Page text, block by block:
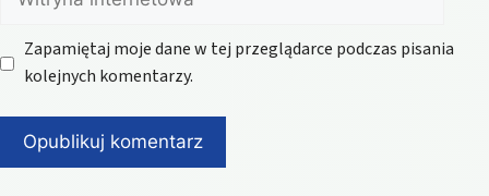
internetowa
Zapamiętaj moje dane w tej przeglądarce podczas pisania
kolejnych komentarzy.